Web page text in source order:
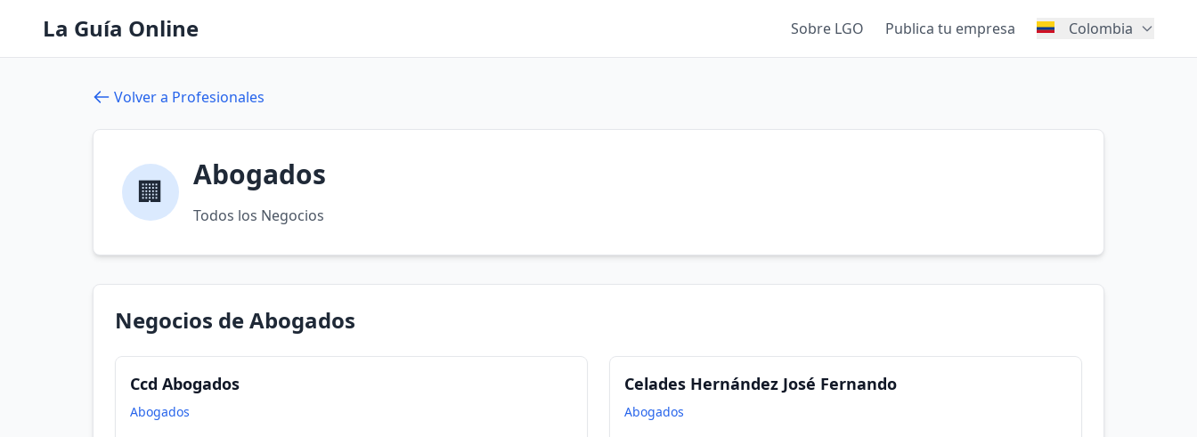
La Guía Online Sobre LGO Publica tu empresa Colombia
Volver a Profesionales
🏢 Abogados
Todos los Negocios
Negocios de Abogados
Ccd Abogados
Abogados
Celades Hernández José Fernando
Abogados